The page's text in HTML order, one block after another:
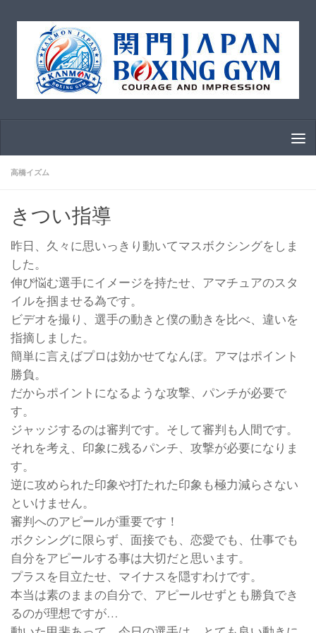
コンテンツへスキップ
高橋イズム
きつい指導
昨日、久々に思いっきり動いてマスボクシングをしま
した。
伸び悩む選手にイメージを持たせ、アマチュアのスタ
イルを掴ませる為です。
ビデオを撮り、選手の動きと僕の動きを比べ、違いを
指摘しました。
簡単に言えばプロは効かせてなんぼ。アマはポイント
勝負。
だからポイントになるような攻撃、パンチが必要で
す。
ジャッジするのは審判です。そして審判も人間です。
それを考え、印象に残るパンチ、攻撃が必要になりま
す。
逆に攻められた印象や打たれた印象も極力減らさない
といけません。
審判へのアピールが重要です！
ボクシングに限らず、面接でも、恋愛でも、仕事でも
自分をアピールする事は大切だと思います。
プラスを目立たせ、マイナスを隠すわけです。
本当は素のままの自分で、アピールせずとも勝負でき
るのが理想ですが…